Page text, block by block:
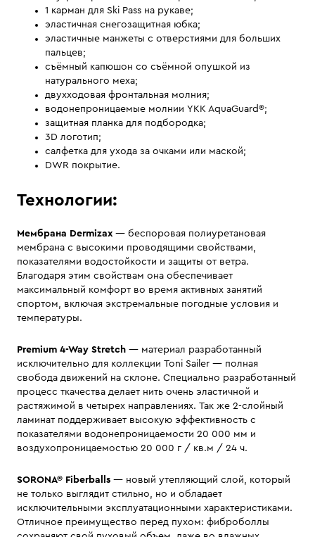
1 карман для Ski Pass на рукаве;
эластичная снегозащитная юбка;
эластичные манжеты с отверстиями для больших
пальцев;
съёмный капюшон со съёмной опушкой из
натурального меха;
двухходовая фронтальная молния;
водонепроницаемые молнии YKK AquaGuard®;
защитная планка для подбородка;
3D логотип;
салфетка для ухода за очками или маской;
DWR покрытие.
Технологии:
Мембрана Dermizax — беспоровая полиуретановая
мембрана с высокими проводящими свойствами,
показателями водостойкости и защиты от ветра.
Благодаря этим свойствам она обеспечивает
максимальный комфорт во время активных занятий
спортом, включая экстремальные погодные условия и
температуры.
Premium 4-Way Stretch — материал разработанный
исключительно для коллекции Toni Sailer — полная
свобода движений на склоне. Специально разработанный
процесс ткачества делает нить очень эластичной и
растяжимой в четырех направлениях. Так же 2-слойный
ламинат поддерживает высокую эффективность с
показателями водонепроницаемости 20 000 мм и
воздухопроницаемостью 20 000 г / кв.м / 24 ч.
SORONA® Fiberballs — новый утепляющий слой, который
не только выглядит стильно, но и обладает
исключительными эксплуатационными характеристиками.
Отличное преимущество перед пухом: фиброболлы